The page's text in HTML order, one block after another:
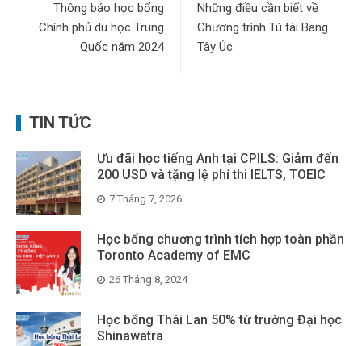
Thông báo học bổng
Chính phủ du học Trung
Quốc năm 2024
Những điều cần biết về
Chương trình Tú tài Bang
Tây Úc
TIN TỨC
Ưu đãi học tiếng Anh tại CPILS: Giảm đến
200 USD và tặng lệ phí thi IELTS, TOEIC
7 Tháng 7, 2026
Học bổng chương trình tích hợp toàn phần
Toronto Academy of EMC
26 Tháng 8, 2024
Học bổng Thái Lan 50% từ trường Đại học
Shinawatra